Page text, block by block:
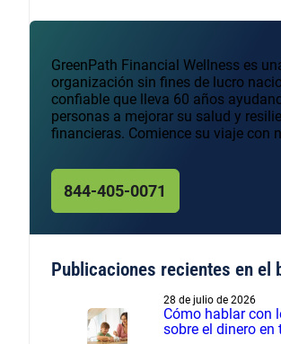
GreenPath Financial Wellness es
organización sin fines de lucro
confiable que lleva 60 años
personas a mejorar su salud y
financieras. Comience su viaje con
844-405-0071
Publicaciones recientes en el
28 de julio de 2026
Cómo hablar con
sobre el dinero en